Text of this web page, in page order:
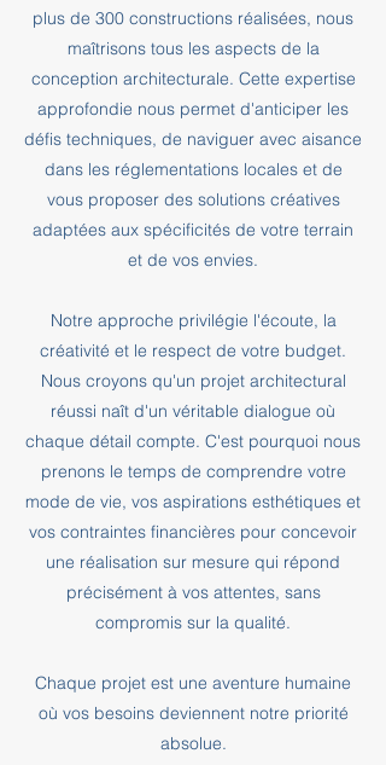
plus de 300 constructions réalisées, nous
maîtrisons tous les aspects de la
conception architecturale. Cette expertise
approfondie nous permet d'anticiper les
défis techniques, de naviguer avec aisance
dans les réglementations locales et de
vous proposer des solutions créatives
adaptées aux spécificités de votre terrain
et de vos envies.
Notre approche privilégie l'écoute, la
créativité et le respect de votre budget.
Nous croyons qu'un projet architectural
réussi naît d'un véritable dialogue où
chaque détail compte. C'est pourquoi nous
prenons le temps de comprendre votre
mode de vie, vos aspirations esthétiques et
vos contraintes financières pour concevoir
une réalisation sur mesure qui répond
précisément à vos attentes, sans
compromis sur la qualité.
Chaque projet est une aventure humaine
où vos besoins deviennent notre priorité
absolue.